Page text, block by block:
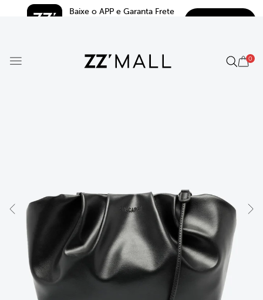
Baixe o APP e Garanta Frete
0